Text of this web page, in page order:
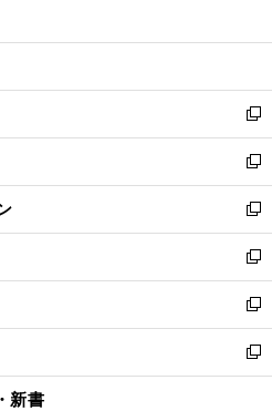
開
ウ
開
く
ン
ウ
で
開
く
ウ
ン
ド
ウ
で
開
く
新
し
い
ウ
ィ
ン
ド
ウ
で
開
く
新
し
い
ウ
ィ
ン
ド
ウ
で
開
新
し
い
ウ
ィ
ン
ド
ウ
新
し
い
ウ
ィ
ン
新
し
い
ウ
新
し
新書